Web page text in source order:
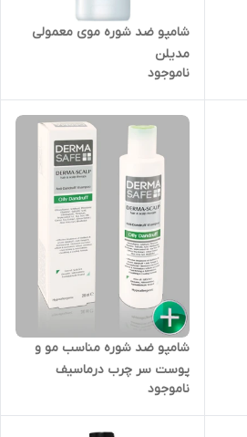
شامپو ضد شوره موی معمولی
مدیلن
ناموجود
شامپو ضد شوره مناسب مو و
پوست سر چرب درماسیف
ناموجود